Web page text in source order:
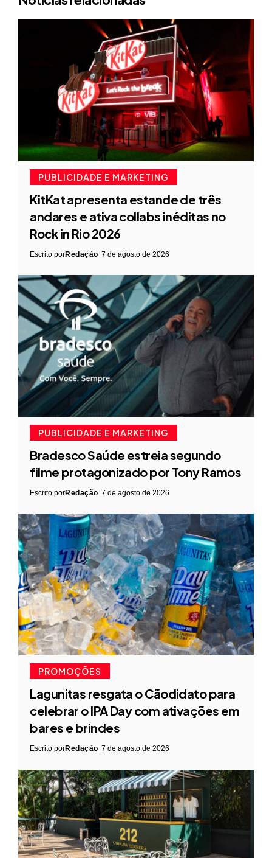
PUBLICIDADE E MARKETING
KitKat apresenta estande de três
andares e ativa collabs inéditas no
Rock in Rio 2026
Escrito porRedação 7 de agosto de 2026
PUBLICIDADE E MARKETING
Bradesco Saúde estreia segundo
filme protagonizado por Tony Ramos
Escrito porRedação 7 de agosto de 2026
PROMOÇÕES
Lagunitas resgata o Cãodidato para
celebrar o IPA Day com ativações em
bares e brindes
Escrito porRedação 7 de agosto de 2026